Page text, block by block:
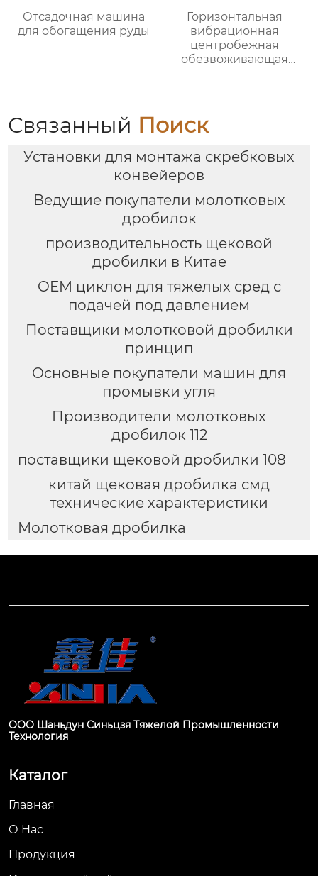
Отсадочная машина
для обогащения руды
Горизонтальная
вибрационная
центробежная
обезвоживающая
Связанный Поиск
Установки для монтажа скребковых
конвейеров
Ведущие покупатели молотковых
дробилок
производительность щековой
дробилки в Китае
OEM циклон для тяжелых сред с
подачей под давлением
Поставщики молотковой дробилки
принцип
Основные покупатели машин для
промывки угля
Производители молотковых
дробилок 112
поставщики щековой дробилки 108
китай щековая дробилка смд
технические характеристики
Молотковая дробилка
ООО Шаньдун Синьцзя Тяжелой Промышленности
Технология
Каталог
Главная
О Hас
Продукция